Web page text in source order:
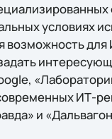
условиях
возможность
ИТ-
и